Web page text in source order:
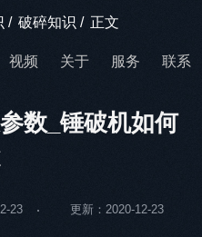
/ 破碎知识 / 正文
视频 关于 服务 联系
数_锤破机如何
23 更新：2020-12-23